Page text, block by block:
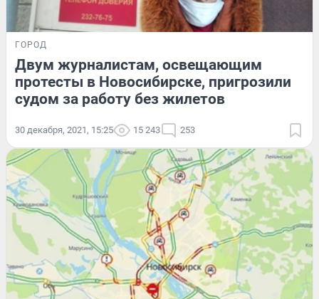
ГОРОД
Двум журналистам, освещающим
протесты в Новосибирске, пригрозили
судом за работу без жилетов
30 декабря, 2021, 15:25 15 243 253